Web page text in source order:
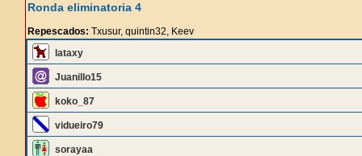
Ronda eliminatoria 4
Repescados: Txusur, quintin32, Keev
lataxy
Juanillo15
koko_87
vidueiro79
sorayaa